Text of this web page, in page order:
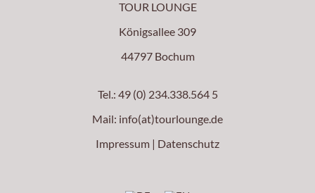
i
n
e
b
o
o
k
r
a
m
TOUR LOUNGE
Königsallee 309
44797 Bochum
Tel.: 49 (0) 234.338.564 5
Mail: info(at)tourlounge.de
Impressum | Datenschutz